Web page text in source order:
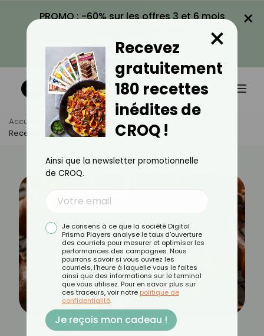
PROMO : -60% sur les offres 3 et 6 mois
VOIR LA PROMO
×
Accueil Actus
Recettes
Recette De Bretzel Au Chocolat
Recevez
gratuitement
180 recettes
inédites de
CROQ !
×
Ainsi que la newsletter promotionnelle
de CROQ.
Je consens à ce que la société Digital
Prisma Players analyse le taux d'ouverture
des courriels pour mesurer et optimiser les
performances des campagnes. Nous
pourrons savoir si vous ouvrez les
courriels, l'heure à laquelle vous le faites
ainsi que des informations sur le terminal
que vous utilisez. Pour en savoir plus sur
ces traceurs, voir notre politique de
confidentialité.
Je reçois mon cadeau !